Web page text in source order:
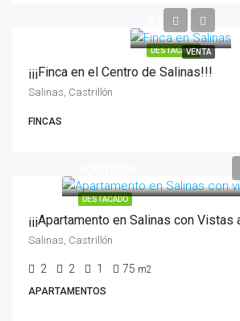
DESTACADOVENTA
420.000€
¡¡¡Finca en el Centro de Salinas!!!
Salinas, Castrillón
FINCAS
DESTACADO
¡¡¡Apartamento en Salinas con Vistas
Salinas, Castrillón
2 2 1 75 m2
APARTAMENTOS